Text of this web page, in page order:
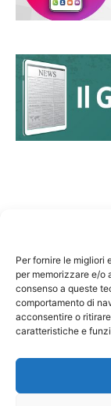
Per fornire le migliori
per memorizzare e/o
consenso a queste
comportamento di
acconsentire o
caratteristiche e